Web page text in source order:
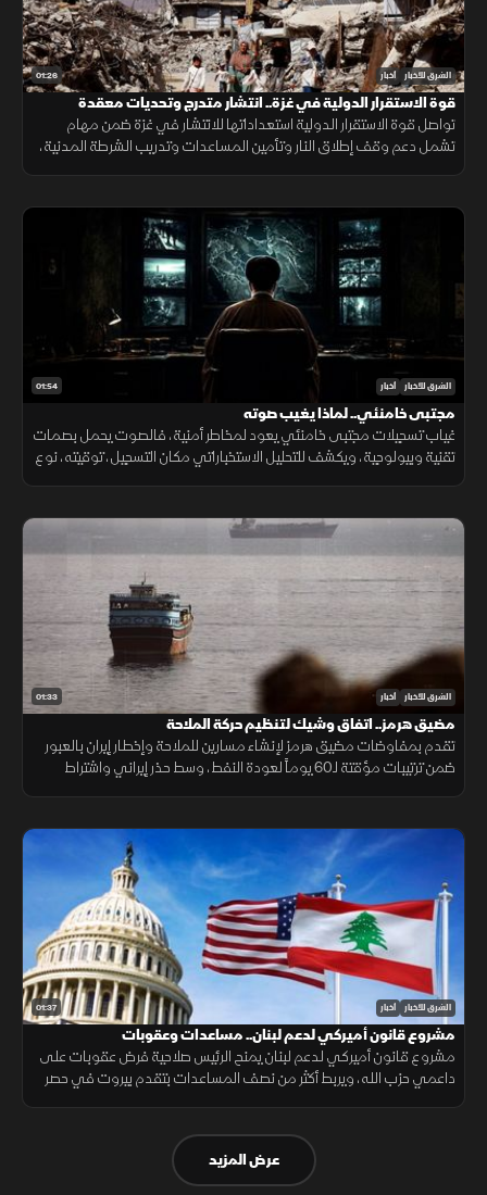
01:26 الشرق للأخبار أخبار
قوة الاستقرار الدولية في غزة.. انتشار متدرج وتحديات معقدة
تواصل قوة الاستقرار الدولية استعداداتها للانتشار في غزة ضمن مهام
تشمل دعم وقف إطلاق النار وتأمين المساعدات وتدريب الشرطة المدنية،
01:54 الشرق للأخبار أخبار
مجتبى خامنئي.. لماذا يغيب صوته
غياب تسجيلات مجتبى خامنئي يعود لمخاطر أمنية، فالصوت يحمل بصمات
تقنية وبيولوجية، ويكشف للتحليل الاستخباراتي مكان التسجيل، توقيته، نوع
01:33 الشرق للأخبار أخبار
مضيق هرمز.. اتفاق وشيك لتنظيم حركة الملاحة
تقدم بمفاوضات مضيق هرمز لإنشاء مسارين للملاحة وإخطار إيران بالعبور
ضمن ترتيبات مؤقتة لـ60 يوماً لعودة النفط، وسط حذر إيراني واشتراط
01:37 الشرق للأخبار أخبار
مشروع قانون أميركي لدعم لبنان.. مساعدات وعقوبات
مشروع قانون أميركي لدعم لبنان يمنح الرئيس صلاحية فرض عقوبات على
داعمي حزب الله، ويربط أكثر من نصف المساعدات بتقدم بيروت في حصر
عرض المزيد